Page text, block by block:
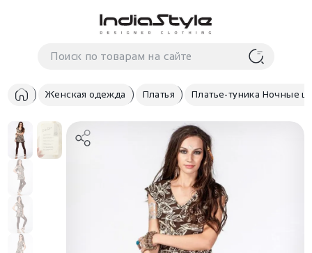
Корзина
В корзиненеттоваров
Корзина покупок пуста..
Женская одежда Платья Платье-туника Ночные